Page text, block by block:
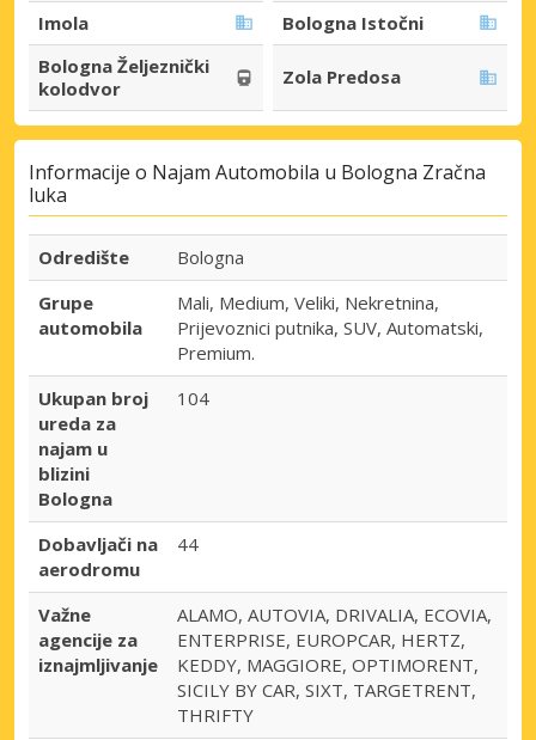
Imola
Bologna Istočni
Bologna Željeznički
kolodvor
Zola Predosa
Informacije o Najam Automobila u Bologna Zračna
luka
Odredište
Bologna
Grupe
automobila
Mali, Medium, Veliki, Nekretnina,
Prijevoznici putnika, SUV, Automatski,
Premium.
Ukupan broj
ureda za
najam u
blizini
Bologna
104
Dobavljači na
aerodromu
44
Važne
agencije za
iznajmljivanje
ALAMO, AUTOVIA, DRIVALIA, ECOVIA,
ENTERPRISE, EUROPCAR, HERTZ,
KEDDY, MAGGIORE, OPTIMORENT,
SICILY BY CAR, SIXT, TARGETRENT,
THRIFTY